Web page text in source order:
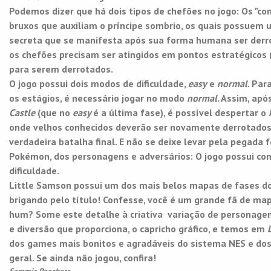
Podemos dizer que há dois tipos de chefões no jogo: Os
bruxos que auxiliam o príncipe sombrio, os quais possuem
secreta que se manifesta após sua forma humana ser
os chefões precisam ser atingidos em pontos estratégicos
para serem derrotados.
O jogo possui dois modos de dificuldade, easye normal.
os estágios, é necessário jogar no modo normal. Assim,
Castle (que no easyé a última fase), é possível despertar o
onde velhos conhecidos deverão ser novamente
verdadeira batalha final. E não se deixe levar pela pegada
Pokémon, dos personagens e adversários: O jogo possui
dificuldade.
Little Samson possui um dos mais belos mapas de fases
brigando pelo título! Confesse, você é um grande fã de
hum? Some este detalhe à criativa variação de
e diversão que proporciona, o capricho gráfico, e temos em
dos games mais bonitos e agradáveis do sistema NES e
geral. Se ainda não jogou, confira!